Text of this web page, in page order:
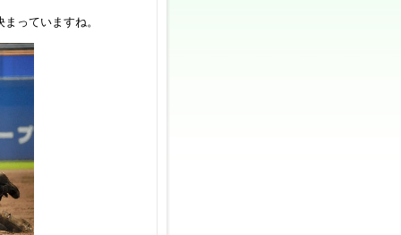
っていますね。